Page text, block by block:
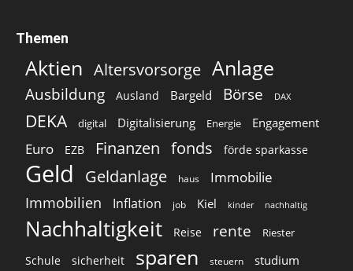
Themen
Aktien Altersvorsorge Anlage
Ausbildung Ausland Bargeld Börse DAX
DEKA digital Digitalisierung Energie Engagement
Euro EZB Finanzen fonds förde sparkasse
Geld Geldanlage haus Immobilie
Immobilien Inflation job Kiel kinder nachhaltig
Nachhaltigkeit Reise rente Riester
Schule sicherheit sparen steuern studium